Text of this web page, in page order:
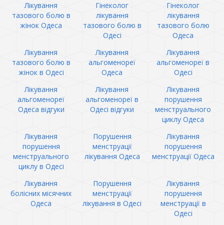
Лікування
тазового болю в
жінок Одеса
Гінеколог
лікування
тазового болю в
Одесі
Гінеколог
лікування
тазового болю
Одеса
Лікування
тазового болю в
жінок в Одесі
Лікування
альгоменореї
Одеса
Лікування
альгоменореї в
Одесі
Лікування
альгоменореї
Одеса відгуки
Лікування
альгоменореї в
Одесі відгуки
Лікування
порушення
менструального
циклу Одеса
Лікування
порушення
менструального
циклу в Одесі
Порушення
менструації
лікування Одеса
Лікування
порушення
менструації Одеса
Лікування
болісних місячних
Одеса
Порушення
менструації
лікування в Одесі
Лікування
порушення
менструації в
Одесі